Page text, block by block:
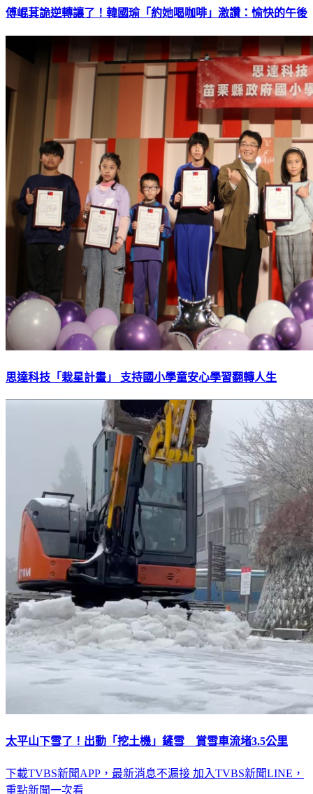
傅崐萁詭逆轉讓了！韓國瑜「約她喝咖啡」激讚：愉快的午後
思達科技「栽星計畫」 支持國小學童安心學習翻轉人生
太平山下雪了！出動「挖土機」鏟雪 賞雪車流堵3.5公里
下載TVBS新聞APP，最新消息不漏接 加入TVBS新聞LINE，
重點新聞一次看